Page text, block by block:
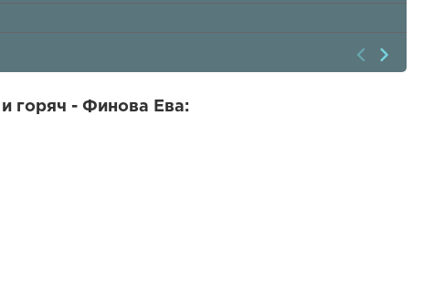
горяч - Финова Ева: